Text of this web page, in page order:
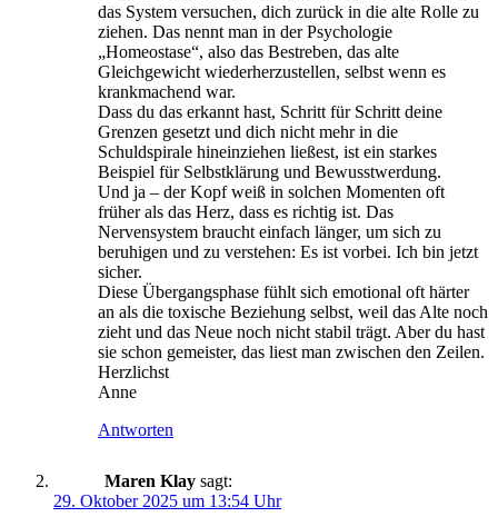
das System versuchen, dich zurück in die alte Rolle zu
ziehen. Das nennt man in der Psychologie
„Homeostase“, also das Bestreben, das alte
Gleichgewicht wiederherzustellen, selbst wenn es
krankmachend war.
Dass du das erkannt hast, Schritt für Schritt deine
Grenzen gesetzt und dich nicht mehr in die
Schuldspirale hineinziehen ließest, ist ein starkes
Beispiel für Selbstklärung und Bewusstwerdung.
Und ja – der Kopf weiß in solchen Momenten oft
früher als das Herz, dass es richtig ist. Das
Nervensystem braucht einfach länger, um sich zu
beruhigen und zu verstehen: Es ist vorbei. Ich bin jetzt
sicher.
Diese Übergangsphase fühlt sich emotional oft härter
an als die toxische Beziehung selbst, weil das Alte noch
zieht und das Neue noch nicht stabil trägt. Aber du hast
sie schon gemeister, das liest man zwischen den Zeilen.
Herzlichst
Anne
Antworten
Maren Klay sagt:
29. Oktober 2025 um 13:54 Uhr